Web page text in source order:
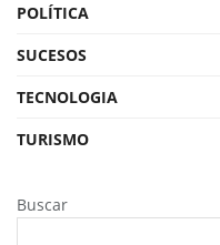
POLÍTICA
SUCESOS
TECNOLOGIA
TURISMO
Buscar